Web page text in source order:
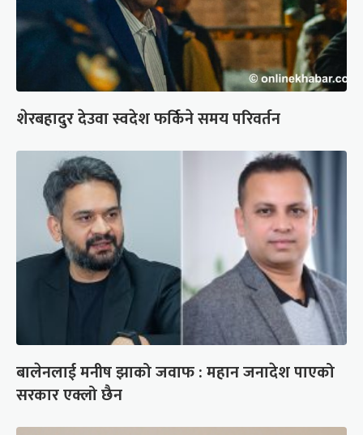
शेरबहादुर देउवा स्वदेश फर्किने समय परिवर्तन
बालेनलाई मनीष झाको जवाफ : महान जनादेश पाएको
सरकार एक्लो छैन